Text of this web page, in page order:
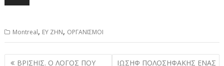
Montreal, ΕΥ ΖΗΝ, ΟΡΓΑΝΙΣΜΟΙ
Post
ΒΡΙΣΗΙΣ. Ο ΛΟΓΟΣ ΠΟΥ ΙΩΣΗΦ ΠΟΛΟΣΗΦΑΚΗΣ ΕΝΑΣ